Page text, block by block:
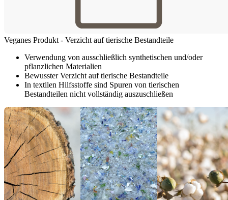
Veganes Produkt - Verzicht auf tierische Bestandteile
Verwendung von ausschließlich synthetischen und/oder
pflanzlichen Materialien
Bewusster Verzicht auf tierische Bestandteile
In textilen Hilfsstoffe sind Spuren von tierischen
Bestandteilen nicht vollständig auszuschließen